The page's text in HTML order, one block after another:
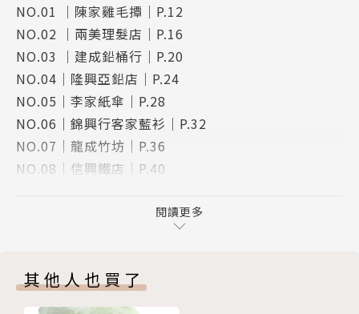
如果你是個講究生活細節，對於物件有某種自己的標準
與偏執，熱愛各種日常小物，絕不只妥協於好用或好看
一面，那就請快拿起本書，出發找尋全臺最能激發買物
熱情的生活道具好店！
NO.01 ｜陳家雞毛撢｜P.12
NO.02 ｜兩美理髮店｜P.16
NO.03 ｜建成鉛桶行｜P.20
NO.04｜隆興亞鉛店｜P.24
NO.05｜李家紙傘｜P.28
NO.06｜錦興行客家藍衫｜P.32
NO.07｜龍成竹坊｜P.36
NO.08｜信興鐵店｜P.40
NO.10｜响仁和鐘鼓廠｜P.46
NO.13｜協和蒸籠｜P.56
NO.14｜洪春梅西點器具店｜P.58
閱讀更多
其他人也買了